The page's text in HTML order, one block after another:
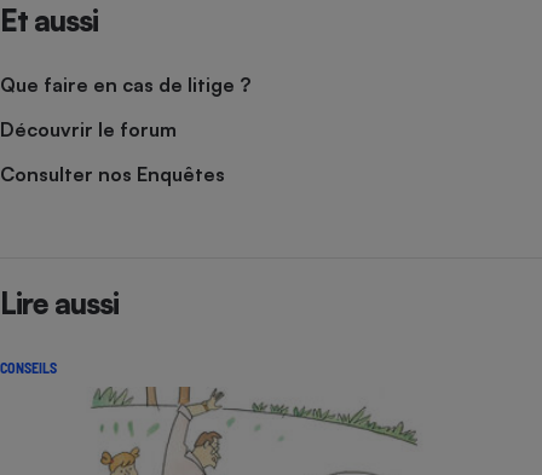
Et aussi
Que faire en cas de litige ?
Découvrir le forum
Consulter nos Enquêtes
Lire aussi
CONSEILS